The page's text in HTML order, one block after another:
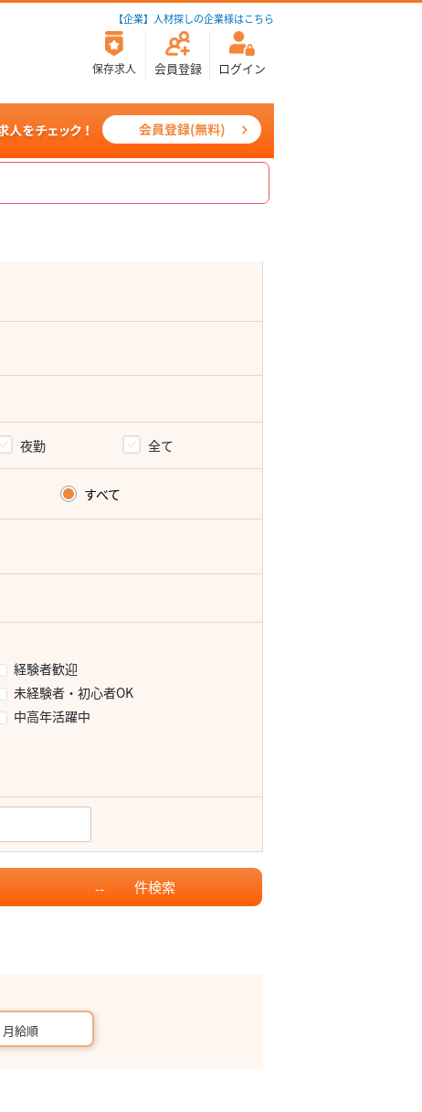
【企業】人材探しの企業様はこちら
保存求人 会員登録 ログイン
夜勤 全て
すべて
経験者歓迎
未経験者・初心者OK
中高年活躍中
-- 件検索
月給順